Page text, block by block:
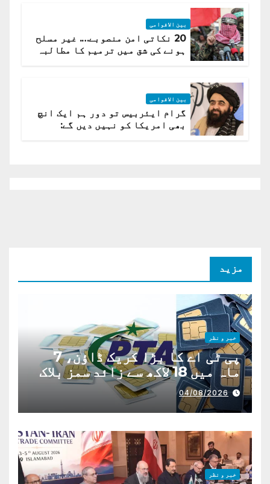
بین الاقوامی
20 نکاتی امن منصوبے…. غیر مسلح
ہونے کی شق میں ترمیم کا مطالبہ
بین الاقوامی
گرام ایئربیس تو دور ہم ایک انچ
بھی امریکا کو نہیں دیں گے:
مزید
خبر و نظر
پی ٹی اے کا بڑا کریک ڈاؤن، 7
ماہ میں 18 لاکھ سے زائد سمز بلاک
04/08/2026
خبر و نظر